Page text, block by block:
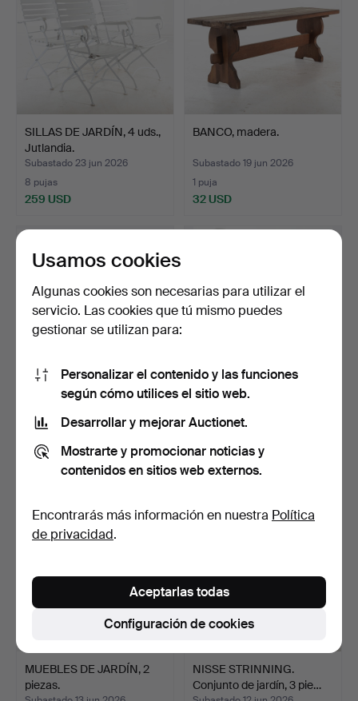
SILLAS DE JARDÍN, 4 uds.,
Jutlandia.
Subastado 23 jun 2026
8 pujas
259 USD
BANCO, madera.
Subastado 19 jun 2026
1 puja
32 USD
BANCO DE JARDÍN,
pintado.
Subastado 19 jun 2026
3 pujas
64 USD
CONJUNTO DE JARDÍN, 5
piezas, metal, segun…
5 pujas
180 USD
MUEBLES DE JARDÍN, 2
piezas.
NISSE STRINNING.
Conjunto de jardín, 3 pie…
Usamos cookies
Algunas cookies son necesarias para utilizar el
servicio. Las cookies que tú mismo puedes
gestionar se utilizan para:
Personalizar el contenido y las funciones
según cómo utilices el sitio web.
Desarrollar y mejorar Auctionet.
Mostrarte y promocionar noticias y
contenidos en sitios web externos.
Encontrarás más información en nuestra Política
de privacidad.
Configuración de cookies
Aceptarlas todas